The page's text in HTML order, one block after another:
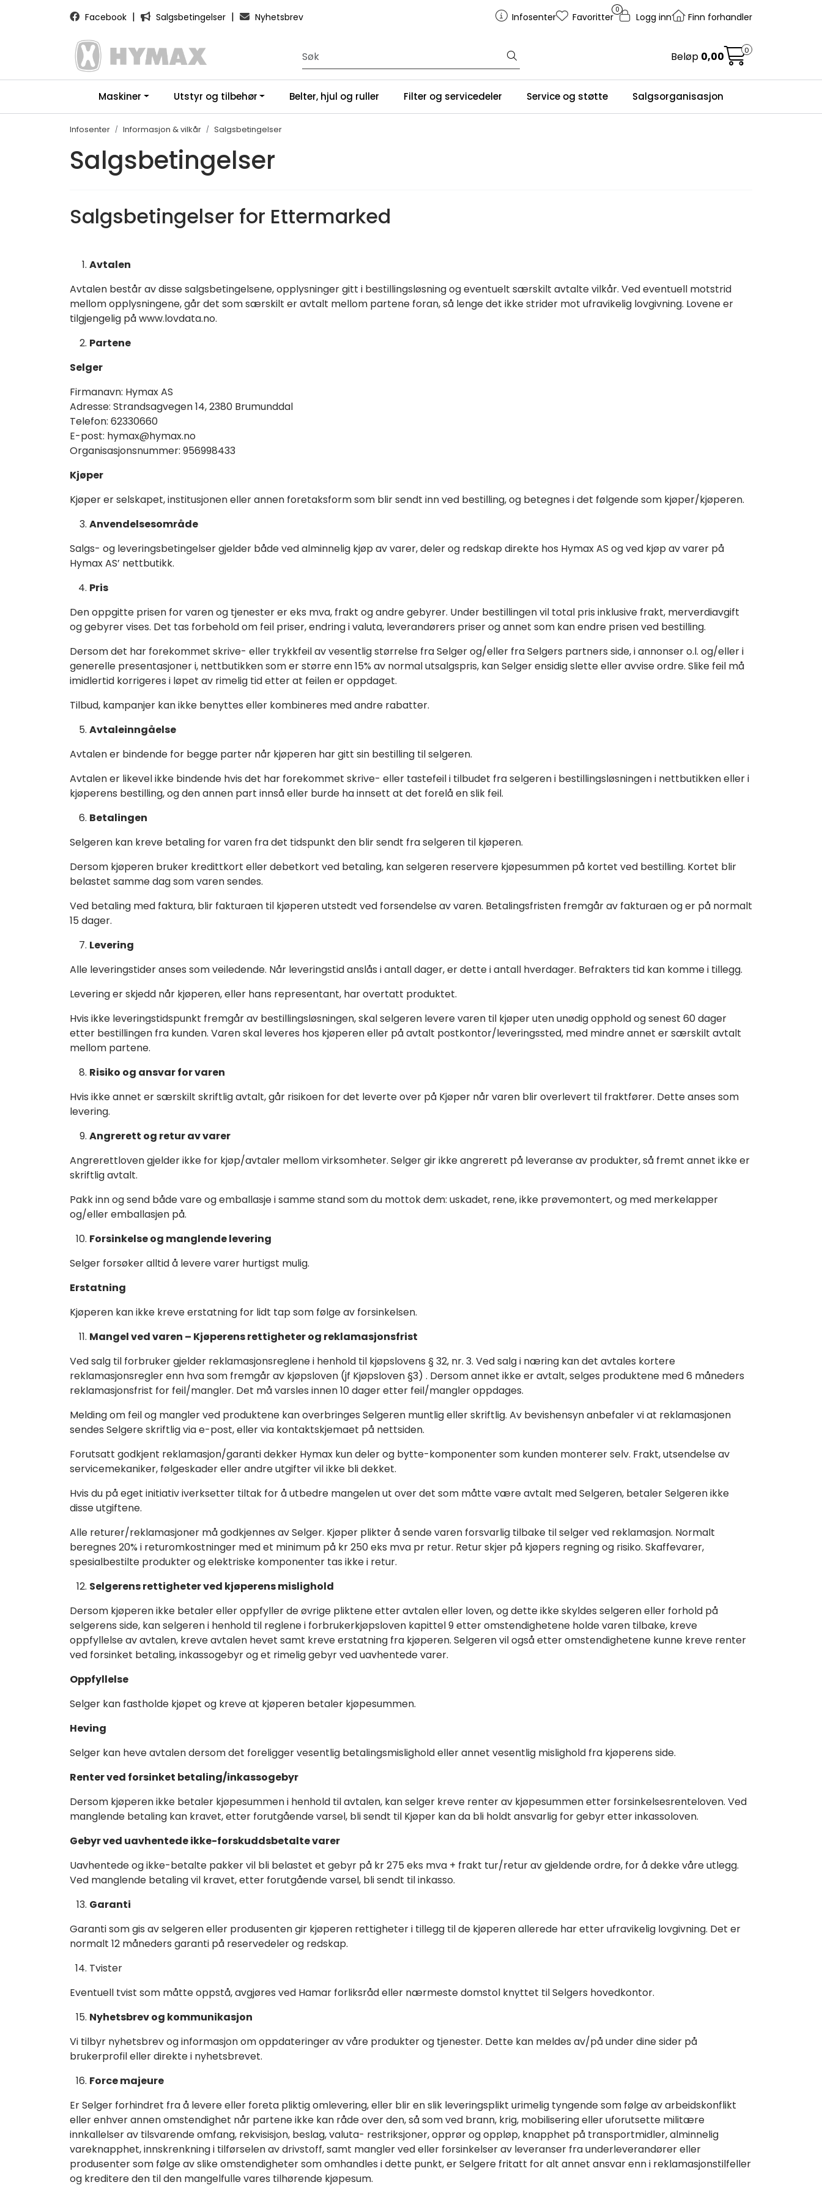
Facebook | Salgsbetingelser | Nyhetsbrev Infosenter
0
Favoritter Logg inn Finn forhandler
Beløp 0,00 0
Maskiner Utstyr og tilbehør Belter, hjul og ruller Filter og servicedeler Service og støtte Salgsorganisasjon
Infosenter Informasjon & vilkår Salgsbetingelser
Salgsbetingelser
Salgsbetingelser for Ettermarked
Avtalen
Avtalen består av disse salgsbetingelsene, opplysninger gitt i bestillingsløsning og eventuelt særskilt avtalte vilkår. Ved eventuell motstrid
mellom opplysningene, går det som særskilt er avtalt mellom partene foran, så lenge det ikke strider mot ufravikelig lovgivning. Lovene er
tilgjengelig på www.lovdata.no.
Partene
Selger
Firmanavn: Hymax AS
Adresse: Strandsagvegen 14, 2380 Brumunddal
Telefon: 62330660
E-post: hymax@hymax.no
Organisasjonsnummer: 956998433
Kjøper
Kjøper er selskapet, institusjonen eller annen foretaksform som blir sendt inn ved bestilling, og betegnes i det følgende som kjøper/kjøperen.
Anvendelsesområde
Salgs- og leveringsbetingelser gjelder både ved alminnelig kjøp av varer, deler og redskap direkte hos Hymax AS og ved kjøp av varer på
Hymax AS’ nettbutikk.
Pris
Den oppgitte prisen for varen og tjenester er eks mva, frakt og andre gebyrer. Under bestillingen vil total pris inklusive frakt, merverdiavgift
og gebyrer vises. Det tas forbehold om feil priser, endring i valuta, leverandørers priser og annet som kan endre prisen ved bestilling.
Dersom det har forekommet skrive- eller trykkfeil av vesentlig størrelse fra Selger og/eller fra Selgers partners side, i annonser o.l. og/eller i
generelle presentasjoner i, nettbutikken som er større enn 15% av normal utsalgspris, kan Selger ensidig slette eller avvise ordre. Slike feil må
imidlertid korrigeres i løpet av rimelig tid etter at feilen er oppdaget.
Tilbud, kampanjer kan ikke benyttes eller kombineres med andre rabatter.
Avtaleinngåelse
Avtalen er bindende for begge parter når kjøperen har gitt sin bestilling til selgeren.
Avtalen er likevel ikke bindende hvis det har forekommet skrive- eller tastefeil i tilbudet fra selgeren i bestillingsløsningen i nettbutikken eller i
kjøperens bestilling, og den annen part innså eller burde ha innsett at det forelå en slik feil.
Betalingen
Selgeren kan kreve betaling for varen fra det tidspunkt den blir sendt fra selgeren til kjøperen.
Dersom kjøperen bruker kredittkort eller debetkort ved betaling, kan selgeren reservere kjøpesummen på kortet ved bestilling. Kortet blir
belastet samme dag som varen sendes.
Ved betaling med faktura, blir fakturaen til kjøperen utstedt ved forsendelse av varen. Betalingsfristen fremgår av fakturaen og er på normalt
15 dager.
Levering
Alle leveringstider anses som veiledende. Når leveringstid anslås i antall dager, er dette i antall hverdager. Befrakters tid kan komme i tillegg.
Levering er skjedd når kjøperen, eller hans representant, har overtatt produktet.
Hvis ikke leveringstidspunkt fremgår av bestillingsløsningen, skal selgeren levere varen til kjøper uten unødig opphold og senest 60 dager
etter bestillingen fra kunden. Varen skal leveres hos kjøperen eller på avtalt postkontor/leveringssted, med mindre annet er særskilt avtalt
mellom partene.
Risiko og ansvar for varen
Hvis ikke annet er særskilt skriftlig avtalt, går risikoen for det leverte over på Kjøper når varen blir overlevert til fraktfører. Dette anses som
levering.
Angrerett og retur av varer
Angrerettloven gjelder ikke for kjøp/avtaler mellom virksomheter. Selger gir ikke angrerett på leveranse av produkter, så fremt annet ikke er
skriftlig avtalt.
Pakk inn og send både vare og emballasje i samme stand som du mottok dem: uskadet, rene, ikke prøvemontert, og med merkelapper
og/eller emballasjen på.
Forsinkelse og manglende levering
Selger forsøker alltid å levere varer hurtigst mulig.
Erstatning
Kjøperen kan ikke kreve erstatning for lidt tap som følge av forsinkelsen.
Mangel ved varen – Kjøperens rettigheter og reklamasjonsfrist
Ved salg til forbruker gjelder reklamasjonsreglene i henhold til kjøpslovens § 32, nr. 3. Ved salg i næring kan det avtales kortere
reklamasjonsregler enn hva som fremgår av kjøpsloven (jf Kjøpsloven §3) . Dersom annet ikke er avtalt, selges produktene med 6 måneders
reklamasjonsfrist for feil/mangler. Det må varsles innen 10 dager etter feil/mangler oppdages.
Melding om feil og mangler ved produktene kan overbringes Selgeren muntlig eller skriftlig. Av bevishensyn anbefaler vi at reklamasjonen
sendes Selgere skriftlig via e-post, eller via kontaktskjemaet på nettsiden.
Forutsatt godkjent reklamasjon/garanti dekker Hymax kun deler og bytte-komponenter som kunden monterer selv. Frakt, utsendelse av
servicemekaniker, følgeskader eller andre utgifter vil ikke bli dekket.
Hvis du på eget initiativ iverksetter tiltak for å utbedre mangelen ut over det som måtte være avtalt med Selgeren, betaler Selgeren ikke
disse utgiftene.
Alle returer/reklamasjoner må godkjennes av Selger. Kjøper plikter å sende varen forsvarlig tilbake til selger ved reklamasjon. Normalt
beregnes 20% i returomkostninger med et minimum på kr 250 eks mva pr retur. Retur skjer på kjøpers regning og risiko. Skaffevarer,
spesialbestilte produkter og elektriske komponenter tas ikke i retur.
Selgerens rettigheter ved kjøperens mislighold
Dersom kjøperen ikke betaler eller oppfyller de øvrige pliktene etter avtalen eller loven, og dette ikke skyldes selgeren eller forhold på
selgerens side, kan selgeren i henhold til reglene i forbrukerkjøpsloven kapittel 9 etter omstendighetene holde varen tilbake, kreve
oppfyllelse av avtalen, kreve avtalen hevet samt kreve erstatning fra kjøperen. Selgeren vil også etter omstendighetene kunne kreve renter
ved forsinket betaling, inkassogebyr og et rimelig gebyr ved uavhentede varer.
Oppfyllelse
Selger kan fastholde kjøpet og kreve at kjøperen betaler kjøpesummen.
Heving
Selger kan heve avtalen dersom det foreligger vesentlig betalingsmislighold eller annet vesentlig mislighold fra kjøperens side.
Renter ved forsinket betaling/inkassogebyr
Dersom kjøperen ikke betaler kjøpesummen i henhold til avtalen, kan selger kreve renter av kjøpesummen etter forsinkelsesrenteloven. Ved
manglende betaling kan kravet, etter forutgående varsel, bli sendt til Kjøper kan da bli holdt ansvarlig for gebyr etter inkassoloven.
Gebyr ved uavhentede ikke-forskuddsbetalte varer
Uavhentede og ikke-betalte pakker vil bli belastet et gebyr på kr 275 eks mva + frakt tur/retur av gjeldende ordre, for å dekke våre utlegg.
Ved manglende betaling vil kravet, etter forutgående varsel, bli sendt til inkasso.
Garanti
Garanti som gis av selgeren eller produsenten gir kjøperen rettigheter i tillegg til de kjøperen allerede har etter ufravikelig lovgivning. Det er
normalt 12 måneders garanti på reservedeler og redskap.
Tvister
Eventuell tvist som måtte oppstå, avgjøres ved Hamar forliksråd eller nærmeste domstol knyttet til Selgers hovedkontor.
Nyhetsbrev og kommunikasjon
Vi tilbyr nyhetsbrev og informasjon om oppdateringer av våre produkter og tjenester. Dette kan meldes av/på under dine sider på
brukerprofil eller direkte i nyhetsbrevet.
Force majeure
Er Selger forhindret fra å levere eller foreta pliktig omlevering, eller blir en slik leveringsplikt urimelig tyngende som følge av arbeidskonflikt
eller enhver annen omstendighet når partene ikke kan råde over den, så som ved brann, krig, mobilisering eller uforutsette militære
innkallelser av tilsvarende omfang, rekvisisjon, beslag, valuta- restriksjoner, opprør og oppløp, knapphet på transportmidler, alminnelig
vareknapphet, innskrenkning i tilførselen av drivstoff, samt mangler ved eller forsinkelser av leveranser fra underleverandører eller
produsenter som følge av slike omstendigheter som omhandles i dette punkt, er Selgere fritatt for alt annet ansvar enn i reklamasjonstilfeller
og kreditere den til den mangelfulle vares tilhørende kjøpesum.